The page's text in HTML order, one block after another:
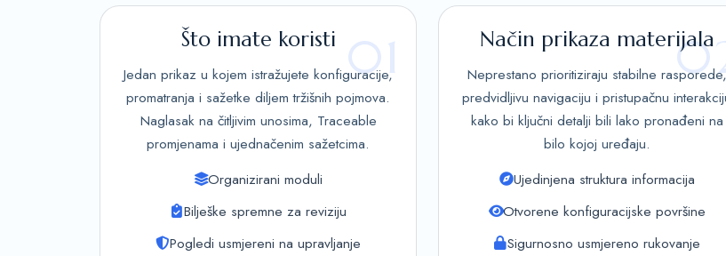
01
Što imate koristi
Jedan prikaz u kojem istražujete konfiguracije,
promatranja i sažetke diljem tržišnih pojmova.
Naglasak na čitljivim unosima, Traceable
promjenama i ujednačenim sažetcima.
Organizirani moduli
Bilješke spremne za reviziju
Pogledi usmjereni na upravljanje
Način prikaza materijala
Neprestano prioritiziraju stabilne rasporede,
predvidljivu navigaciju i pristupačnu
kako bi ključni detalji bili lako pronađeni na
bilo kojoj uređaju.
Ujedinjena struktura informacija
Otvorene konfiguracijske površine
Sigurnosno usmjereno rukovanje